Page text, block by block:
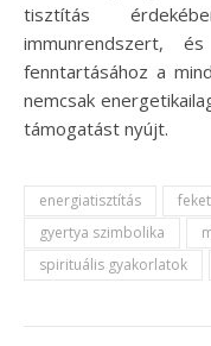
tisztítás
immunrendszert,
fenntartásához a
nemcsak
támogatást nyújt.
energiatisztítás
gyertya szimbolika
spirituális gyakorlatok